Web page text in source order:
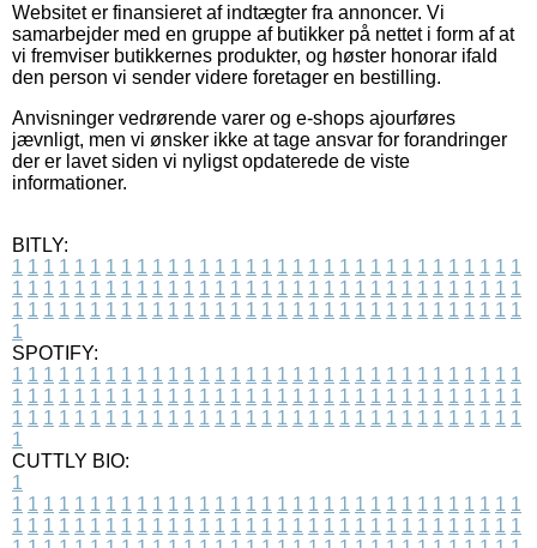
Websitet er finansieret af indtægter fra annoncer. Vi
samarbejder med en gruppe af butikker på nettet i form af at
vi fremviser butikkernes produkter, og høster honorar ifald
den person vi sender videre foretager en bestilling.
Anvisninger vedrørende varer og e-shops ajourføres
jævnligt, men vi ønsker ikke at tage ansvar for forandringer
der er lavet siden vi nyligst opdaterede de viste
informationer.
BITLY:
1 1 1 1 1 1 1 1 1 1 1 1 1 1 1 1 1 1 1 1 1 1 1 1 1 1 1 1 1 1 1 1 1
1 1 1 1 1 1 1 1 1 1 1 1 1 1 1 1 1 1 1 1 1 1 1 1 1 1 1 1 1 1 1 1 1
1 1 1 1 1 1 1 1 1 1 1 1 1 1 1 1 1 1 1 1 1 1 1 1 1 1 1 1 1 1 1 1 1
1
SPOTIFY:
1 1 1 1 1 1 1 1 1 1 1 1 1 1 1 1 1 1 1 1 1 1 1 1 1 1 1 1 1 1 1 1 1
1 1 1 1 1 1 1 1 1 1 1 1 1 1 1 1 1 1 1 1 1 1 1 1 1 1 1 1 1 1 1 1 1
1 1 1 1 1 1 1 1 1 1 1 1 1 1 1 1 1 1 1 1 1 1 1 1 1 1 1 1 1 1 1 1 1
1
CUTTLY BIO:
1
1 1 1 1 1 1 1 1 1 1 1 1 1 1 1 1 1 1 1 1 1 1 1 1 1 1 1 1 1 1 1 1 1
1 1 1 1 1 1 1 1 1 1 1 1 1 1 1 1 1 1 1 1 1 1 1 1 1 1 1 1 1 1 1 1 1